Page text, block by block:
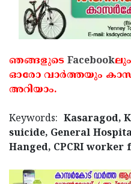
ഞങ്ങളുടെ Facebookലും
ഓരോ വാര്‍ത്തയും
അറിയാം.
Keywords: Kasaragod,
suicide, General
Hanged, CPCRI worker